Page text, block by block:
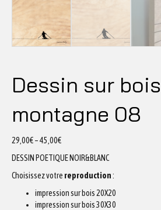
Dessin sur bois
montagne 08
29,00€–45,00€
DESSIN POETIQUE NOIR&BLANC
Choisissez votre reproduction:
impression sur bois 20X20
impression sur bois 30X30